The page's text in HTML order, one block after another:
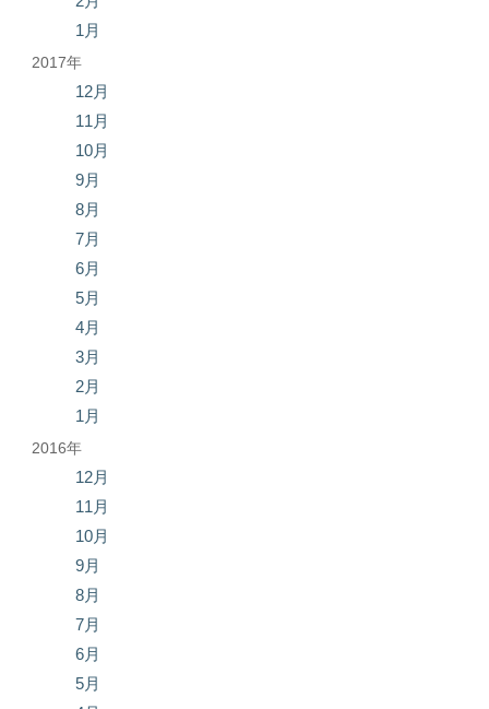
1月
2017年
12月
11月
10月
9月
8月
7月
6月
5月
4月
3月
2月
1月
2016年
12月
11月
10月
9月
8月
7月
6月
5月